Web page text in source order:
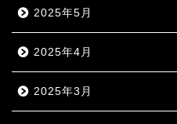
2025年5月
2025年4月
2025年3月